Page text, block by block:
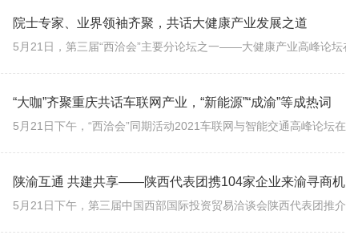
院士专家、业界领袖齐聚，共话大健康产业发展之道
“大咖”齐聚重庆共话车联网产业，“新能源”“成渝”等成热词
陕渝互通 共建共享——陕西代表团携104家企业来渝寻商机